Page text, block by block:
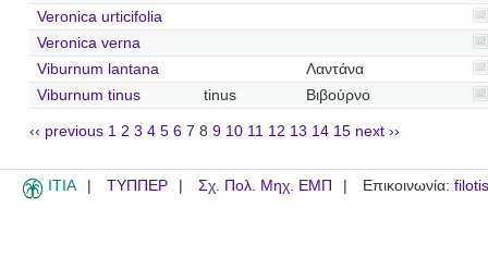
Veronica urticifolia
Veronica verna
Viburnum lantana
Λαντάνα
Viburnum tinus
tinus Βιβούρνο
‹‹ previous 1 2 3 4 5 6 7 8 9 10 11 12 13 14 15 next ››
ITIA ΤΥΠΠΕΡ Σχ. Πολ. Μηχ. ΕΜΠ Επικοινωνία: